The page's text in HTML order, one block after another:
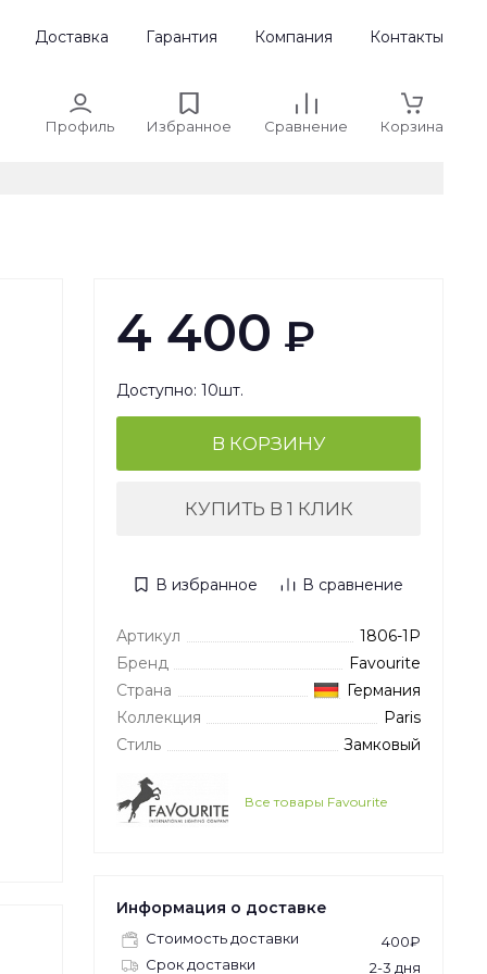
Доставка Гарантия Компания Контакты
Профиль Избранное Сравнение Корзина
4 400 ₽
Доступно: 10шт.
В КОРЗИНУ
КУПИТЬ В 1 КЛИК
В избранное В сравнение
Артикул
1806-1P
Бренд
Favourite
Страна
Германия
Коллекция
Paris
Стиль
Замковый
Все товары Favourite
Информация о доставке
Стоимость доставки
400₽
Срок доставки
2-3 дня